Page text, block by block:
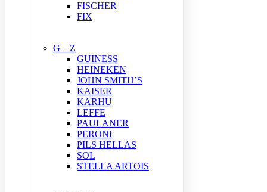
FISCHER
FIX
G – Z
GUINESS
HEINEKEN
JOHN SMITH’S
KAISER
KARHU
LEFFE
PAULANER
PERONI
PILS HELLAS
SOL
STELLA ARTOIS